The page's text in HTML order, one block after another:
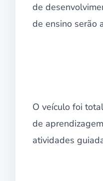
de
de ensino serão
O veículo foi
de
atividades